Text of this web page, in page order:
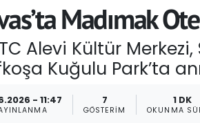
Madımak
Alevi Kültür
Kuğulu Park’ta
- 11:47 7
GÖSTERIM
1 DK
OKUNMA